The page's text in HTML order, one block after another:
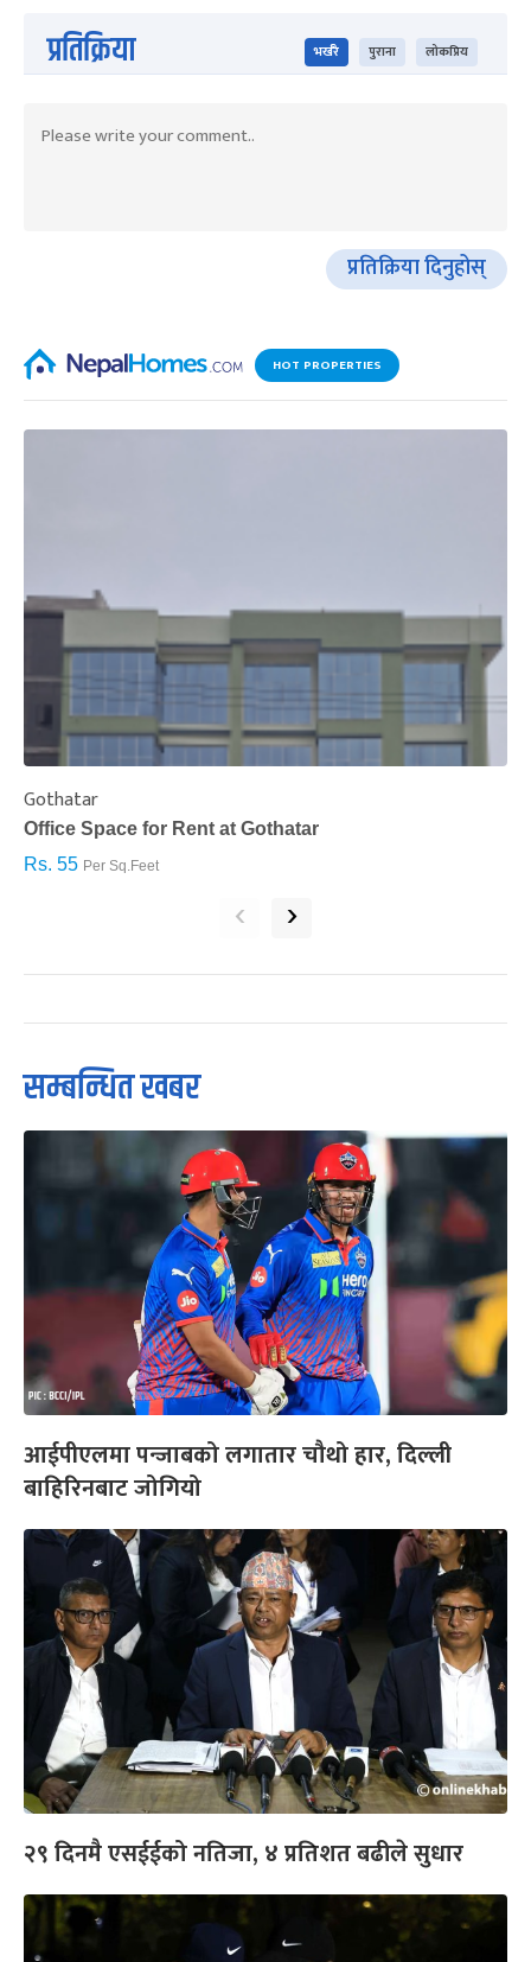
प्रतिक्रिया भर्खरै पुराना लोकप्रिय
प्रतिक्रिया दिनुहोस्
HOT PROPERTIES
Gothatar
Office Space for Rent at Gothatar
Rs. 55 Per Sq.Feet
‹ ›
सम्बन्धित खबर
आईपीएलमा पन्जाबको लगातार चौथो हार, दिल्ली
बाहिरिनबाट जोगियो
२९ दिनमै एसईईको नतिजा, ४ प्रतिशत बढीले सुधार